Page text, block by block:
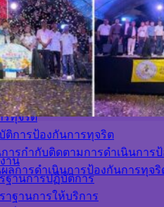
จัดการความเสี่ยง
รทุจริต
ติการป้องกันการทุจริต
ารกำกับติดตามการดำเนินการ
ลการดำเนินการป้องกันการทุจ
าน
ฐานการปฏิบัติการ
ฐานการให้บริการ
งานประจำปี
งบประมาณประจำปี
ถิ่น
ดจ้าง
จัดการความเสี่ยง
รทุจริต
ติการป้องกันการทุจริต
การกำกับติดตามการดำเนินการ
ลการดำเนินการป้องกันการทุจริ